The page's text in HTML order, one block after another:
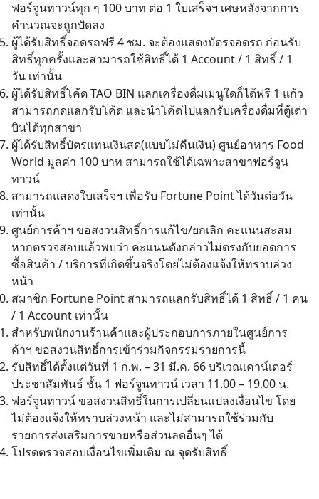
Search
for:
ฟอร์จูนทาวน์ทุก ๆ 100 บาท ต่อ 1 ใบเสร็จฯ เศษหลังจากการ
คำนวณจะถูกปัดลง
ผู้ได้รับสิทธิ์จอดรถฟรี 4 ชม. จะต้องแสดงบัตรจอดรถ ก่อนรับ
สิทธิ์ทุกครั้งและสามารถใช้สิทธิ์ได้ 1 Account / 1 สิทธิ์ / 1
วัน เท่านั้น
ผู้ได้รับสิทธิ์โค้ด TAO BIN แลกเครื่องดื่มเมนูใดก็ได้ฟรี 1 แก้ว
สามารถกดแลกรับโค้ด และนำโค้ดไปแลกรับเครื่องดื่มที่ตู้เต่า
บินได้ทุกสาขา
ผู้ได้รับสิทธิ์บัตรแทนเงินสด(แบบไม่คืนเงิน) ศูนย์อาหาร Food
World มูลค่า 100 บาท สามารถใช้ได้เฉพาะสาขาฟอร์จูน
ทาวน์
สามารถแสดงใบเสร็จฯ เพื่อรับ Fortune Point ได้วันต่อวัน
เท่านั้น
ศูนย์การค้าฯ ขอสงวนสิทธิ์การแก้ไข/ยกเลิก คะแนนสะสม
หากตรวจสอบแล้วพบว่า คะแนนดังกล่าวไม่ตรงกับยอดการ
ซื้อสินค้า / บริการที่เกิดขึ้นจริงโดยไม่ต้องแจ้งให้ทราบล่วง
หน้า
สมาชิก Fortune Point สามารถแลกรับสิทธิ์ได้ 1 สิทธิ์ / 1 คน
/ 1 Account เท่านั้น
สำหรับพนักงานร้านค้าและผู้ประกอบการภายในศูนย์การ
ค้าฯ ขอสงวนสิทธิ์การเข้าร่วมกิจกรรมรายการนี้
รับสิทธิ์ได้ตั้งแต่วันที่ 1 ก.พ. – 31 มี.ค. 66 บริเวณเคาน์เตอร์
ประชาสัมพันธ์ ชั้น 1 ฟอร์จูนทาวน์ เวลา 11.00 – 19.00 น.
ฟอร์จูนทาวน์ ขอสงวนสิทธิ์ในการเปลี่ยนแปลงเงื่อนไข โดย
ไม่ต้องแจ้งให้ทราบล่วงหน้า และไม่สามารถใช้ร่วมกับ
รายการส่งเสริมการขายหรือส่วนลดอื่นๆ ได้
โปรดตรวจสอบเงื่อนไขเพิ่มเติม ณ จุดรับสิทธิ์